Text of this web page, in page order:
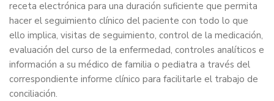
receta electrónica para una duración suficiente que permita
hacer el seguimiento clínico del paciente con todo lo que
ello implica, visitas de seguimiento, control de la medicación,
evaluación del curso de la enfermedad, controles analíticos e
información a su médico de familia o pediatra a través del
correspondiente informe clínico para facilitarle el trabajo de
conciliación.